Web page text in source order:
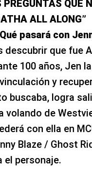
PREGUNTAS QUE
ALL ALONG”
pasará con
descubrir que fue
100 años, Jen
y
buscaba, logra
volando de
con ella en
Blaze / Ghost
el personaje.